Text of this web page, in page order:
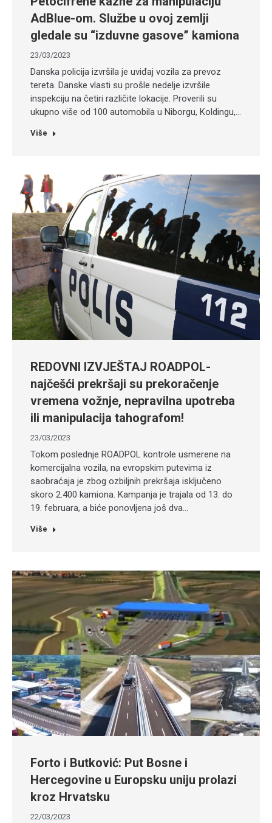
AdBlue-om. Službe u ovoj zemlji
gledale su “izduvne gasove” kamiona
23/03/2023
Danska policija izvršila je uviđaj vozila za prevoz
tereta. Danske vlasti su prošle nedelje izvršile
inspekciju na četiri različite lokacije. Proverili su
ukupno više od 100 automobila u Niborgu, Koldingu,…
Više
REDOVNI IZVJEŠTAJ ROADPOL-
najčešći prekršaji su prekoračenje
vremena vožnje, nepravilna upotreba
ili manipulacija tahografom!
23/03/2023
Tokom poslednje ROADPOL kontrole usmerene na
komercijalna vozila, na evropskim putevima iz
saobraćaja je zbog ozbiljnih prekršaja isključeno
skoro 2.400 kamiona. Kampanja je trajala od 13. do
19. februara, a biće ponovljena još dva…
Više
Forto i Butković: Put Bosne i
Hercegovine u Europsku uniju prolazi
kroz Hrvatsku
22/03/2023